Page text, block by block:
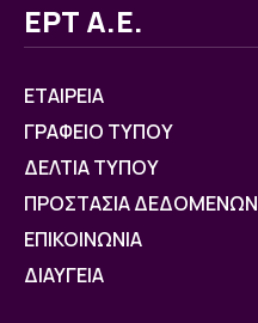
ΕΡΤ Α.Ε.
ΕΤΑΙΡΕΙΑ
ΓΡΑΦΕΙΟ ΤΥΠΟΥ
ΔΕΛΤΙΑ ΤΥΠΟΥ
ΠΡΟΣΤΑΣΙΑ ΔΕΔΟΜΕΝΩΝ
ΕΠΙΚΟΙΝΩΝΙΑ
ΔΙΑΥΓΕΙΑ